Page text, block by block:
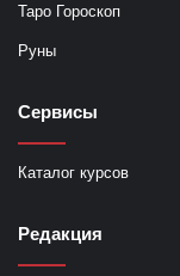
Таро Гороскоп
Руны
Сервисы
Каталог курсов
Редакция